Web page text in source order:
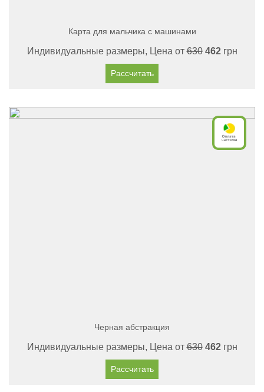
Карта для мальчика с машинами
Индивидуальные размеры, Цена от630 462грн
Рассчитать
Черная абстракция
Индивидуальные размеры, Цена от630 462грн
Рассчитать